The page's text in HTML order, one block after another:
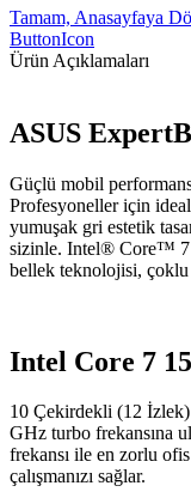
Tamam, Anasayfaya
ButtonIcon
Ürün Açıklamaları
ASUS
Güçlü mobil
Profesyoneller için
yumuşak gri estetik
sizinle. Intel® Core™ 7
bellek teknolojisi,
Intel Core 7
10 Çekirdekli (12
GHz turbo frekansına
frekansı ile en zorlu
çalışmanızı sağlar.